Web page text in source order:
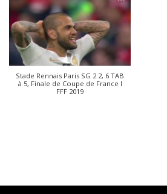
Stade Rennais Paris SG 2 2, 6 TAB
à 5, Finale de Coupe de France I
FFF 2019